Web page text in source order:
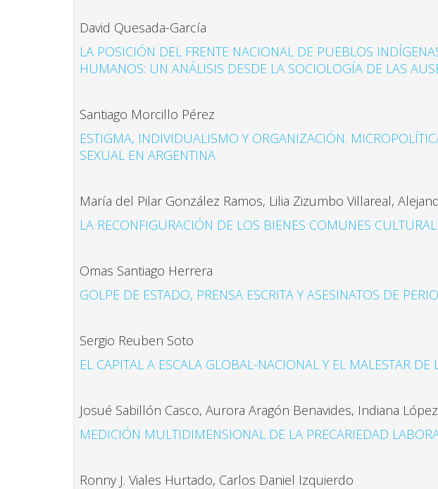
David Quesada-García
LA POSICIÓN DEL FRENTE NACIONAL DE PUEBLOS
HUMANOS: UN ANÁLISIS DESDE LA SOCIOLOGÍA DE LAS
Santiago Morcillo Pérez
ESTIGMA, INDIVIDUALISMO Y ORGANIZACIÓN.
SEXUAL EN ARGENTINA
María del Pilar González Ramos, Lilia Zizumbo Villareal,
LA RECONFIGURACIÓN DE LOS BIENES COMUNES
Omas Santiago Herrera
GOLPE DE ESTADO, PRENSA ESCRITA Y ASESINATOS DE
Sergio Reuben Soto
EL CAPITAL A ESCALA GLOBAL-NACIONAL Y EL MALESTAR DE
Josué Sabillón Casco, Aurora Aragón Benavides, Indiana
MEDICIÓN MULTIDIMENSIONAL DE LA PRECARIEDAD
Ronny J. Viales Hurtado, Carlos Daniel Izquierdo